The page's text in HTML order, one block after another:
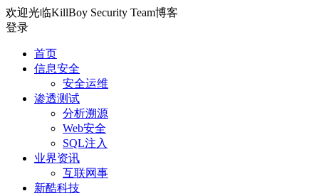
欢迎光临KillBoy Security Team博客
登录
首页
信息安全
安全运维
渗透测试
分析溯源
Web安全
SQL注入
业界资讯
互联网事
新酷科技